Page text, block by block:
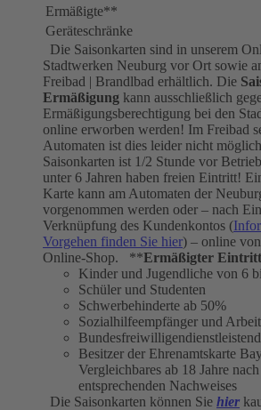
Ermäßigte**
Geräteschränke
Die Saisonkarten sind in unserem
Stadtwerken Neuburg vor Ort sowie
Freibad | Brandlbad erhältlich. Die
Ermäßigung kann ausschließlich
Ermäßigungsberechtigung bei den
online erworben werden! Im Freibad
Automaten ist dies leider nicht
Saisonkarten ist 1/2 Stunde vor
unter 6 Jahren haben freien Eintritt!
Karte kann am Automaten der
vorgenommen werden oder – nach
Verknüpfung des Kundenkontos (
Vorgehen finden Sie hier) – online
Online-Shop. **Ermäßigter
Kinder und Jugendliche von 6
Schüler und Studenten
Schwerbehinderte ab 50%
Sozialhilfeempfänger und
Besitzer der Ehrenamtskarte
Vergleichbares ab 18 Jahre
entsprechenden Nachweises
Die Saisonkarten können Sie hier